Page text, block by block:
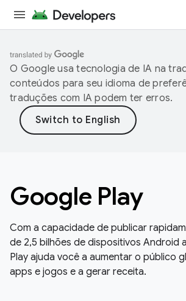
O Google usa tecnologia de IA na
conteúdos para seu idioma de
traduções com IA podem ter erros.
Google Play
Com a capacidade de publicar
de 2,5 bilhões de dispositivos Android
Play ajuda você a aumentar o público
apps e jogos e a gerar receita.